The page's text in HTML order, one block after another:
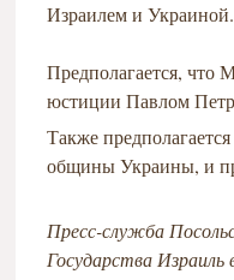
Израилем и Украиной.
Предполагается, что
юстиции Павлом
Также
общины Украины, и
Пресс-служба
Государства Израиль